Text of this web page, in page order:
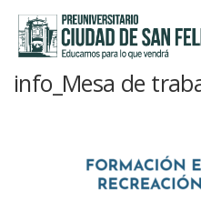
contenido
TALLERES
info_Mesa de